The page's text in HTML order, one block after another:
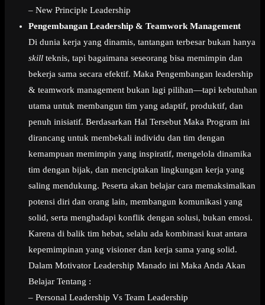
– New Principle Leadership
Pengembangan Leadership & Teamwork Management
Di dunia kerja yang dinamis, tantangan terbesar bukan hanya
skill teknis, tapi bagaimana seseorang bisa memimpin dan
bekerja sama secara efektif. Maka Pengembangan leadership
& teamwork management bukan lagi pilihan—tapi kebutuhan
utama untuk membangun tim yang adaptif, produktif, dan
penuh inisiatif. Berdasarkan Hal Tersebut Maka Program ini
dirancang untuk membekali individu dan tim dengan
kemampuan memimpin yang inspiratif, mengelola dinamika
tim dengan bijak, dan menciptakan lingkungan kerja yang
saling mendukung. Peserta akan belajar cara memaksimalkan
potensi diri dan orang lain, membangun komunikasi yang
solid, serta menghadapi konflik dengan solusi, bukan emosi.
Karena di balik tim hebat, selalu ada kombinasi kuat antara
kepemimpinan yang visioner dan kerja sama yang solid.
Dalam Motivator Leadership Manado ini Maka Anda Akan
Belajar Tentang :
– Personal Leadership Vs Team Leadership